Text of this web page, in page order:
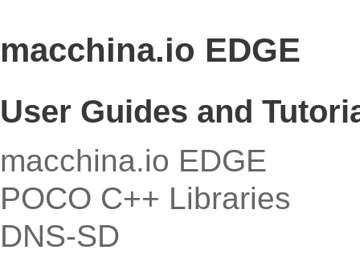
macchina.io EDGE
User Guides and
macchina.io EDGE
POCO C++ Libraries
DNS-SD